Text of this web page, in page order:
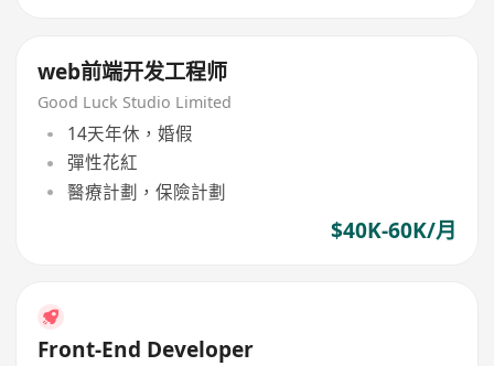
web前端开发工程师
Good Luck Studio Limited
14天年休，婚假
彈性花紅
醫療計劃，保險計劃
$40K-60K/月
Front-End Developer